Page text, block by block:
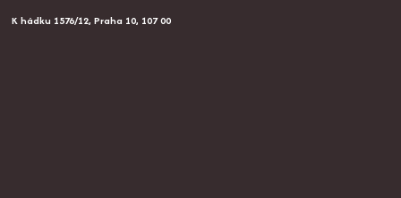
K hádku 1576/12, Praha 10, 107 00